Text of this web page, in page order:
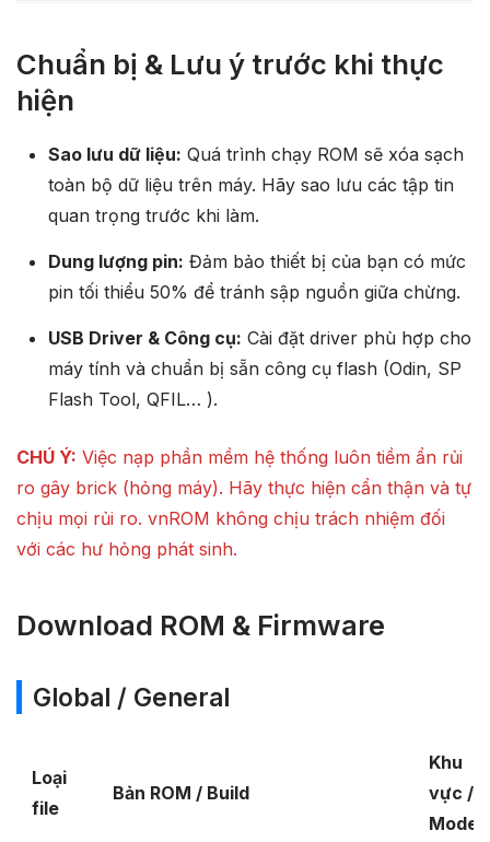
Chuẩn bị & Lưu ý trước khi thực
hiện
Sao lưu dữ liệu: Quá trình chạy ROM sẽ xóa sạch
toàn bộ dữ liệu trên máy. Hãy sao lưu các tập tin
quan trọng trước khi làm.
Dung lượng pin: Đảm bảo thiết bị của bạn có mức
pin tối thiểu 50% để tránh sập nguồn giữa chừng.
USB Driver & Công cụ: Cài đặt driver phù hợp cho
máy tính và chuẩn bị sẵn công cụ flash (Odin, SP
Flash Tool, QFIL… ).
CHÚ Ý: Việc nạp phần mềm hệ thống luôn tiềm ẩn rủi
ro gây brick (hỏng máy). Hãy thực hiện cẩn thận và tự
chịu mọi rủi ro. vnROM không chịu trách nhiệm đối
với các hư hỏng phát sinh.
Download ROM & Firmware
Global / General
Loại
file
Bản ROM / Build
Khu
vực /
Model